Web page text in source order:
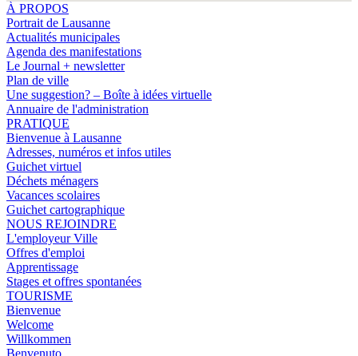
À PROPOS
Portrait de Lausanne
Actualités municipales
Agenda des manifestations
Le Journal + newsletter
Plan de ville
Une suggestion? – Boîte à idées virtuelle
Annuaire de l'administration
PRATIQUE
Bienvenue à Lausanne
Adresses, numéros et infos utiles
Guichet virtuel
Déchets ménagers
Vacances scolaires
Guichet cartographique
NOUS REJOINDRE
L'employeur Ville
Offres d'emploi
Apprentissage
Stages et offres spontanées
TOURISME
Bienvenue
Welcome
Willkommen
Benvenuto